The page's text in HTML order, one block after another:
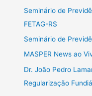
Seminário de
FETAG-RS
Seminário de
MASPER News ao
Dr. João Pedro
Regularização